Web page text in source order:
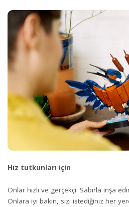
Hız tutkunları için
Onlar hızlı ve gerçekçi. Sabırla inşa
Onlara iyi bakın, sizi istediğiniz her